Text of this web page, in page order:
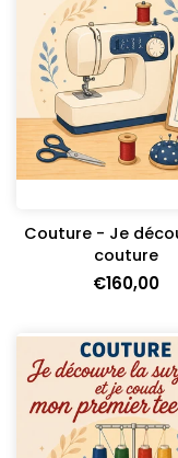
Couture - Je
couture
€160,00